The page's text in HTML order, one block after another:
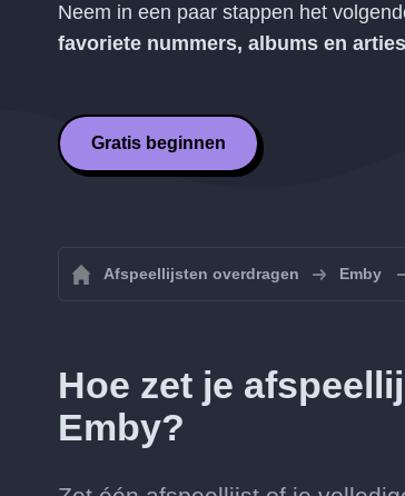
Neem in een paar stappen het
favoriete nummers, albums en
Gratis beginnen
Afspeellijsten overdragen Emby
Hoe zet je
Emby?